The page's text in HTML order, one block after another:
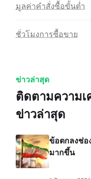
มูลค่าคำสั่งซื้อขั้นต่ำ
ชั่วโมงการซื้อขาย
ข่าวล่าสุด
ติดตามความ
ข่าวล่าสุด
ข้อตกลงช่อ
มากขึ้น